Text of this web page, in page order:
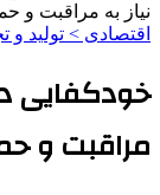
نیاز به مراقبت و
اقتصادی > تولید و
خودکفایی
مراقبت و